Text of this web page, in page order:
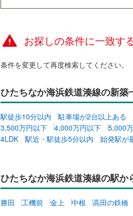
お探しの条件に一致す
条件を変更して再度検索してください。
ひたちなか海浜鉄道湊線の新
駅徒歩10分以内 駐車場が2台以上ある
3,500万円以下
4,000万円以下 5,000
4LDK
駅近・駅徒歩5分以内 始発駅が
ひたちなか海浜鉄道湊線の駅か
勝田 工機前 金上 中根 高田の鉄橋
中国 鳥取
四国 徳島
九州・沖縄 福岡
該当物件0件
那珂市(
神栖市(
つくば
久慈郡
稲敷郡
猿島郡
該当物件0件
該当物件0件
該当物件0件
該当物件0件
LD
（0 ）
構造・規模
耐震、
（0）
長期優
最寄り
間取り、居
該当物件0件